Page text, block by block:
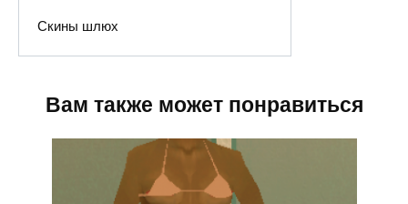
Скины шлюх
Вам также может понравиться